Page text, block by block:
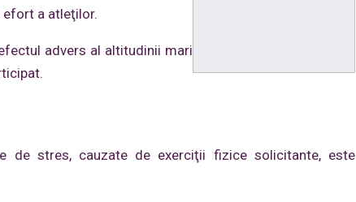
efort a atleţilor.
advers al altitudinii mari
de stres, cauzate de exerciţii fizice solicitante, este